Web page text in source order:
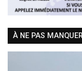
À NE PAS